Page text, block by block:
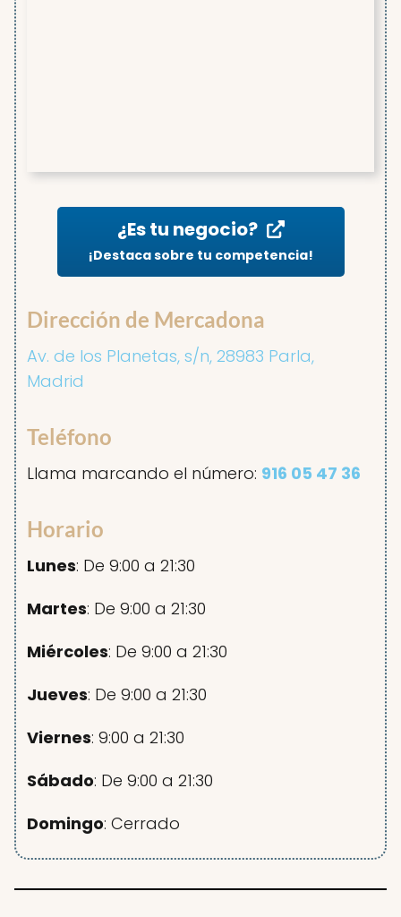
¿Es tu negocio?
¡Destaca sobre tu competencia!
Dirección de Mercadona
Av. de los Planetas, s/n, 28983 Parla,
Madrid
Teléfono
Llama marcando el número: 916 05 47 36
Horario
Lunes: De 9:00 a 21:30
Martes: De 9:00 a 21:30
Miércoles: De 9:00 a 21:30
Jueves: De 9:00 a 21:30
Viernes: 9:00 a 21:30
Sábado: De 9:00 a 21:30
Domingo: Cerrado